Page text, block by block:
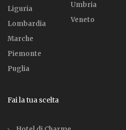
Liguria
Lombardia
Marche
Piemonte
Puglia
Umbria
Veneto
Fai la tua scelta